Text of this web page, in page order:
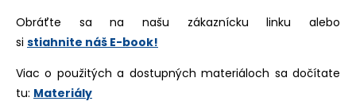
Obráťte sa na našu zákaznícku linku alebo
si stiahnite náš E-book!
Viac o použitých a dostupných materiáloch sa dočítate
tu: Materiály